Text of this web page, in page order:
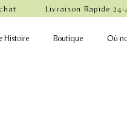
Livraison Rapide
Histoire Boutique Où